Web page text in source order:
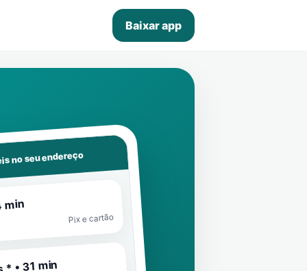
Baixar app
no seu endereço
min
Pix e cartão